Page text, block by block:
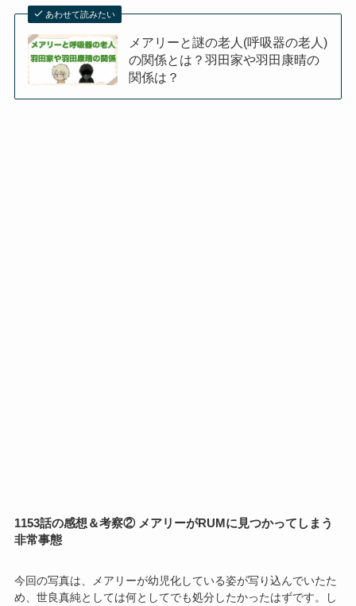
あわせて読みたい
メアリーと謎の老人(呼吸器の老人)
の関係とは？羽田家や羽田康晴の
関係は？
1153話の感想＆考察② メアリーがRUMに見つかってしまう
非常事態
今回の写真は、メアリーが幼児化している姿が写り込んでいたた
め、世良真純としては何としてでも処分したかったはずです。し